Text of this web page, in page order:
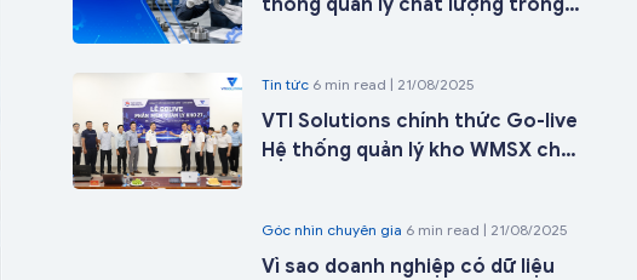
Tin tức6 min read | 21/08/2025
VTI Solutions chính thức Go-live
Hệ thống quản lý kho WMSX cho
ngày triển khai
Góc nhìn chuyên gia 6 min read | 21/08/2025
Vì sao doanh nghiệp có dữ liệu